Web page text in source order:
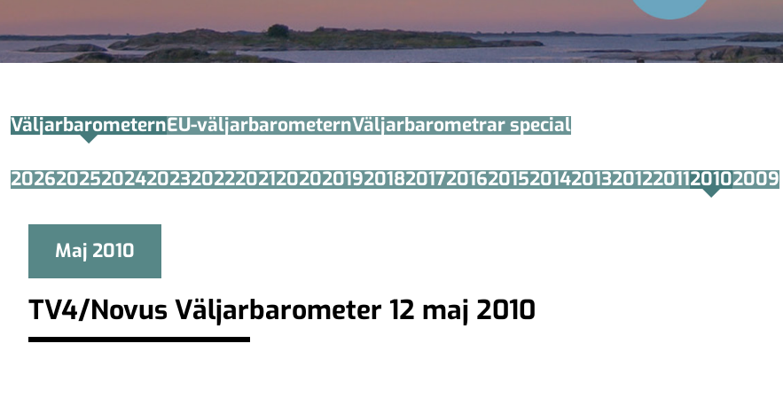
VäljarbarometernEU-väljarbarometernVäljarbarometrar special
202620252024202320222021202020192018201720162015201420132012201120102009
Maj 2010
TV4/Novus Väljarbarometer 12 maj 2010